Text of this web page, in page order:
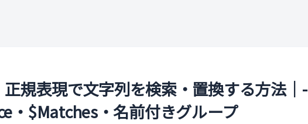
正規表現で文字列を検索・置換する方法｜-
・$Matches・名前付きグループ